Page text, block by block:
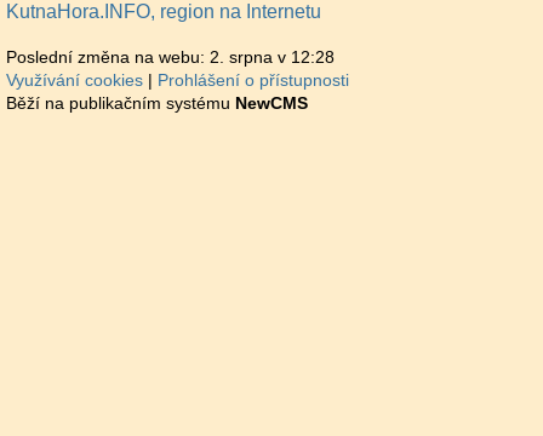
KutnaHora.INFO, region na Internetu
Poslední změna na webu: 2. srpna v 12:28
Využívání cookies
Prohlášení o přístupnosti
Běží na publikačním systému NewCMS